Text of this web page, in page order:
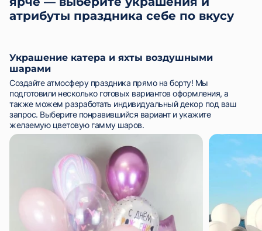
атрибуты праздника себе по вкусу
Украшение катера и яхты воздушными
шарами
Создайте атмосферу праздника прямо на борту! Мы
подготовили несколько готовых вариантов оформления, а
также можем разработать индивидуальный декор под ваш
запрос. Выберите понравившийся вариант и укажите
желаемую цветовую гамму шаров.